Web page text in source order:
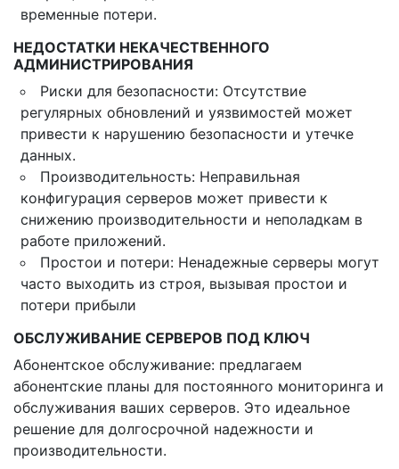
временные потери.
НЕДОСТАТКИ НЕКАЧЕСТВЕННОГО
АДМИНИСТРИРОВАНИЯ
Риски для безопасности: Отсутствие
регулярных обновлений и уязвимостей может
привести к нарушению безопасности и утечке
данных.
Производительность: Неправильная
конфигурация серверов может привести к
снижению производительности и неполадкам в
работе приложений.
Простои и потери: Ненадежные серверы могут
часто выходить из строя, вызывая простои и
потери прибыли
ОБСЛУЖИВАНИЕ СЕРВЕРОВ ПОД КЛЮЧ
Абонентское обслуживание: предлагаем
абонентские планы для постоянного мониторинга и
обслуживания ваших серверов. Это идеальное
решение для долгосрочной надежности и
производительности.